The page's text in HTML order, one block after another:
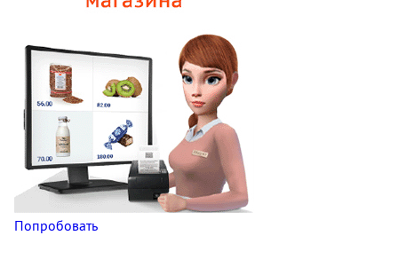
Попробовать